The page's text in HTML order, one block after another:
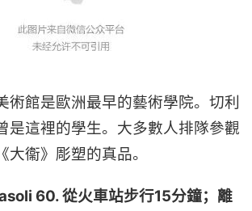
術館是歐洲最早的藝術學院。切利
是這裡的學生。大多數人排隊參觀
大衞》彫塑的真品。
60. 從火車站步行15分鐘；離